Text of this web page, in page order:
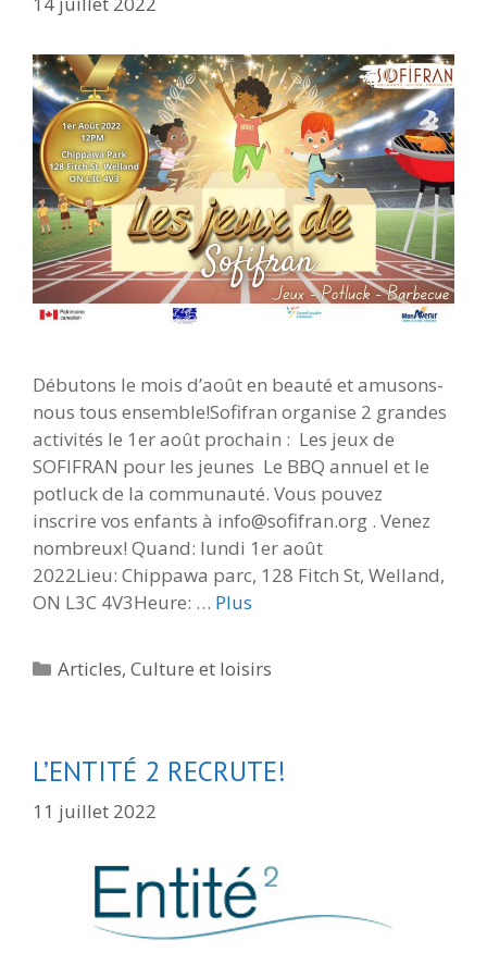
Débutons le mois d’août en beauté et amusons-
nous tous ensemble!Sofifran organise 2 grandes
activités le 1er août prochain : Les jeux de
SOFIFRAN pour les jeunes Le BBQ annuel et le
potluck de la communauté. Vous pouvez
inscrire vos enfants à info@sofifran.org . Venez
nombreux! Quand: lundi 1er août
2022Lieu: Chippawa parc, 128 Fitch St, Welland,
ON L3C 4V3Heure: … Plus
Catégories
Articles,Culture et loisirs
L’ENTITÉ 2 RECRUTE!
11 juillet 2022